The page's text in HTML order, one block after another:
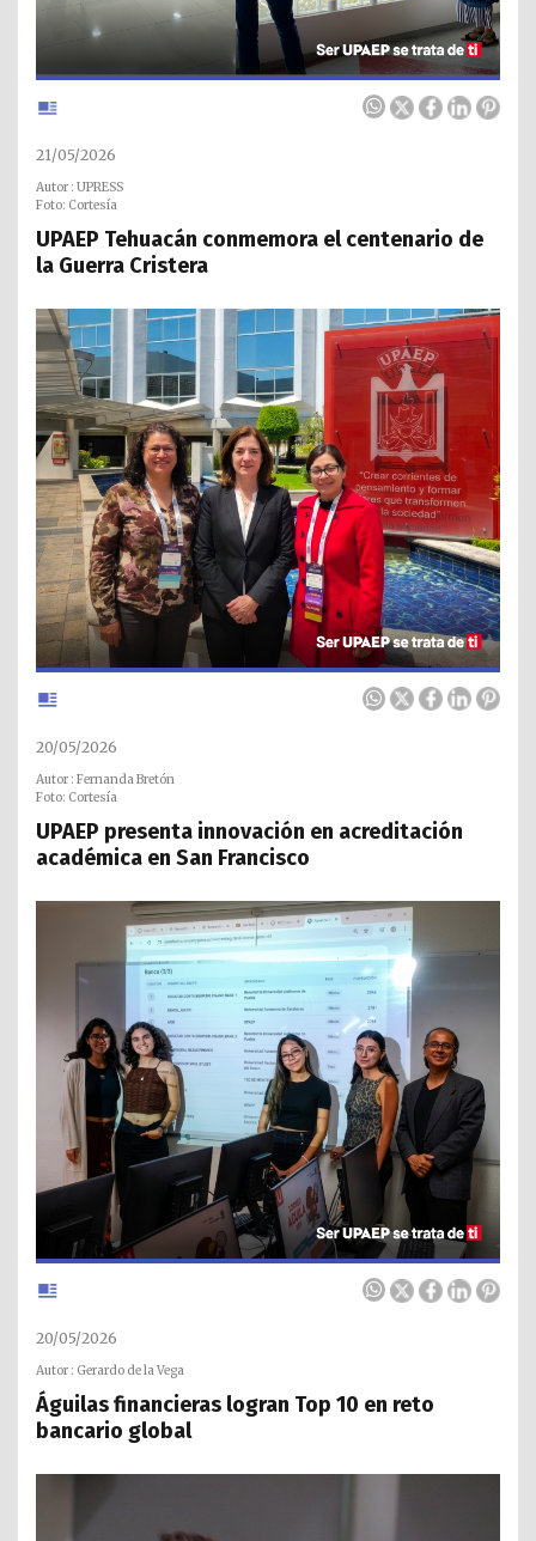
21/05/2026
Autor : UPRESS
Foto: Cortesía
UPAEP Tehuacán conmemora el centenario de
la Guerra Cristera
20/05/2026
Autor : Fernanda Bretón
Foto: Cortesía
UPAEP presenta innovación en acreditación
académica en San Francisco
20/05/2026
Autor : Gerardo de la Vega
Águilas financieras logran Top 10 en reto
bancario global